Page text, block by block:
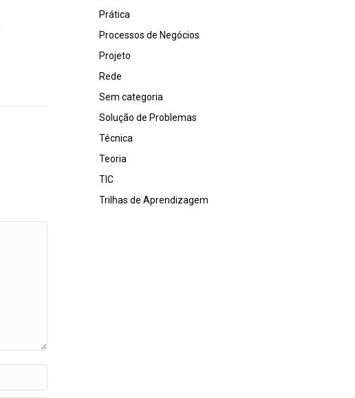
Prática
Processos de Negócios
Projeto
Rede
Sem categoria
Solução de Problemas
Técnica
Teoria
TIC
Trilhas de Aprendizagem